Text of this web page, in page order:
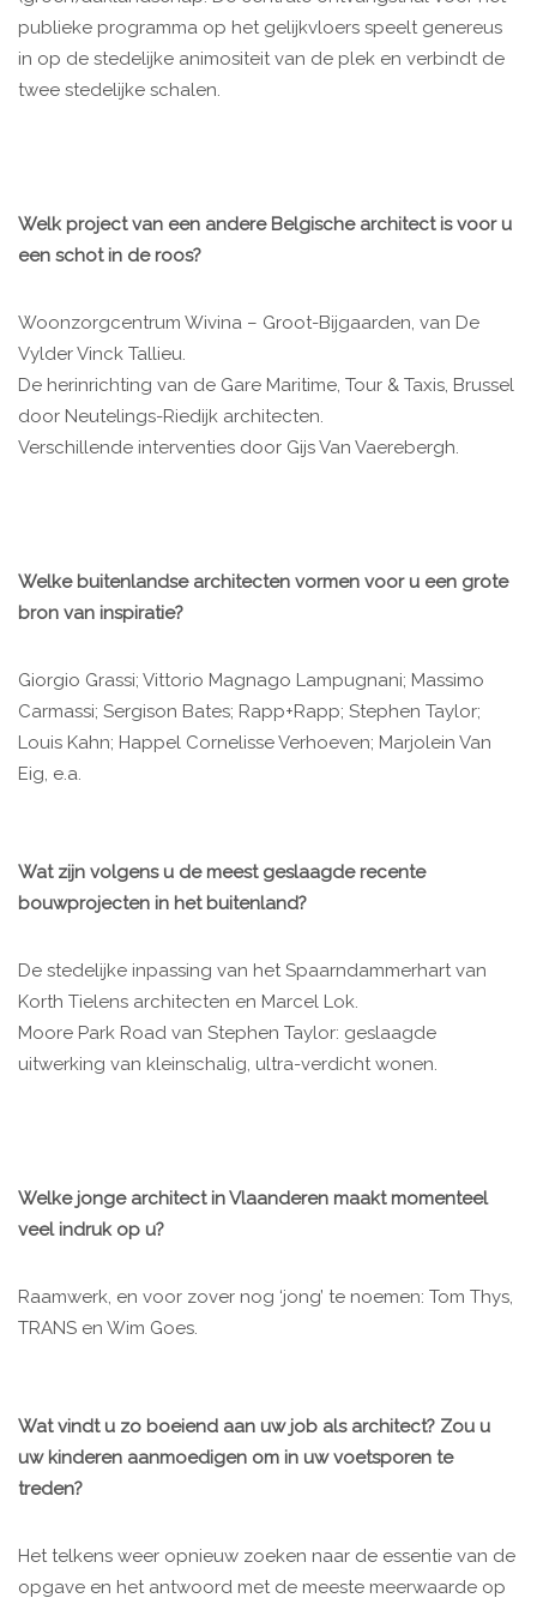
publieke programma op het gelijkvloers speelt genereus
in op de stedelijke animositeit van de plek en verbindt de
twee stedelijke schalen.
Welk project van een andere Belgische architect is voor u
een schot in de roos?
Woonzorgcentrum Wivina – Groot-Bijgaarden, van De
Vylder Vinck Tallieu.
De herinrichting van de Gare Maritime, Tour & Taxis, Brussel
door Neutelings-Riedijk architecten.
Verschillende interventies door Gijs Van Vaerebergh.
Welke buitenlandse architecten vormen voor u een grote
bron van inspiratie?
Giorgio Grassi; Vittorio Magnago Lampugnani; Massimo
Carmassi; Sergison Bates; Rapp+Rapp; Stephen Taylor;
Louis Kahn; Happel Cornelisse Verhoeven; Marjolein Van
Eig, e.a.
Wat zijn volgens u de meest geslaagde recente
bouwprojecten in het buitenland?
De stedelijke inpassing van het Spaarndammerhart van
Korth Tielens architecten en Marcel Lok.
Moore Park Road van Stephen Taylor: geslaagde
uitwerking van kleinschalig, ultra-verdicht wonen.
Welke jonge architect in Vlaanderen maakt momenteel
veel indruk op u?
Raamwerk, en voor zover nog ‘jong’ te noemen: Tom Thys,
TRANS en Wim Goes.
Wat vindt u zo boeiend aan uw job als architect? Zou u
uw kinderen aanmoedigen om in uw voetsporen te
treden?
Het telkens weer opnieuw zoeken naar de essentie van de
opgave en het antwoord met de meeste meerwaarde op